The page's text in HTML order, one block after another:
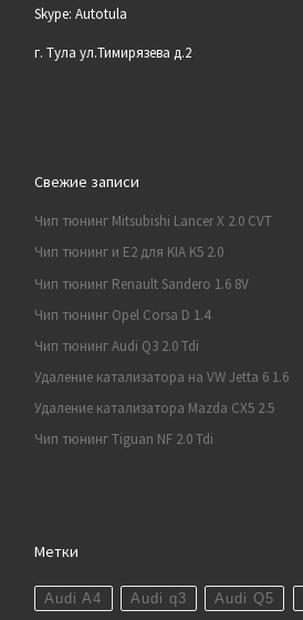
Skype: Autotula
г. Тула ул.Тимирязева д.2
Свежие записи
Чип тюнинг Mitsubishi Lancer X 2.0 CVT
Чип тюнинг и E2 для KIA K5 2.0
Чип тюнинг Renault Sandero 1.6 8V
Чип тюнинг Opel Corsa D 1.4
Чип тюнинг Audi Q3 2.0 Tdi
Удаление катализатора на VW Jetta 6 1.6
Удаление катализатора Mazda CX5 2.5
Чип тюнинг Tiguan NF 2.0 Tdi
Метки
Audi A4 Audi q3 Audi Q5